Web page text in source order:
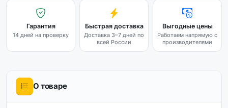
Гарантия
14 дней на проверку
Быстрая доставка
Доставка 3–7 дней по
всей России
Выгодные цены
Работаем напрямую с
производителями
О товаре